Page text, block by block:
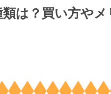
は？買い方やメ